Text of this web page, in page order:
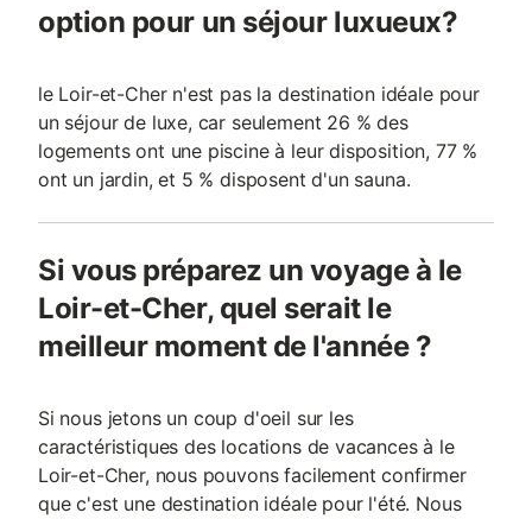
option pour un séjour luxueux?
le Loir-et-Cher n'est pas la destination idéale pour
un séjour de luxe, car seulement 26 % des
logements ont une piscine à leur disposition, 77 %
ont un jardin, et 5 % disposent d'un sauna.
Si vous préparez un voyage à le
Loir-et-Cher, quel serait le
meilleur moment de l'année ?
Si nous jetons un coup d'oeil sur les
caractéristiques des locations de vacances à le
Loir-et-Cher, nous pouvons facilement confirmer
que c'est une destination idéale pour l'été. Nous